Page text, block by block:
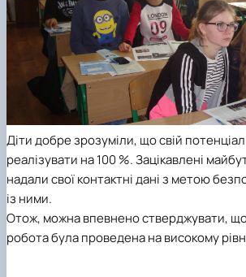
Діти добре зрозуміли, що свій
реалізувати на 100 %. Зацікавлені
надали свої контактні дані з метою
із ними.
Отож, можна впевнено стверджувати,
робота була проведена на високому